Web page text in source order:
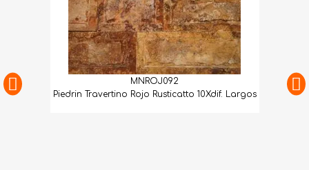
MNROJ092
Piedrin Travertino Rojo Rusticatto 10Xdif. Largos